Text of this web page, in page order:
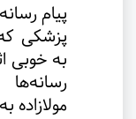
پیام
پزشکی
به خوبی